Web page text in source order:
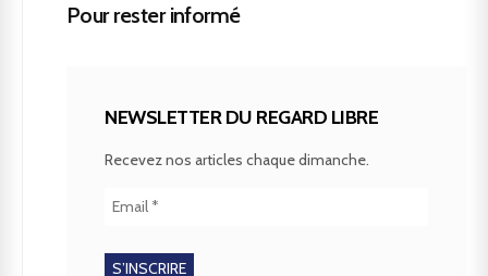
Pour rester informé
NEWSLETTER DU REGARD LIBRE
Recevez nos articles chaque dimanche.